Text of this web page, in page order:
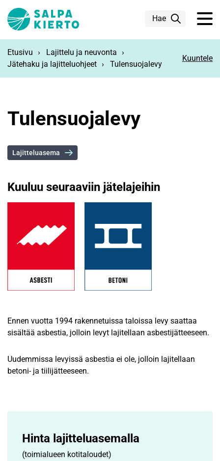
Hae
Etusivu
Lajittelu ja neuvonta
Jätehaku ja lajitteluohjeet
Tulensuojalevy
Kuuntele
Tulensuojalevy
Lajitteluasema
Kuuluu seuraaviin jätelajeihin
Ennen vuotta 1994 rakennetuissa taloissa levy saattaa
sisältää asbestia, jolloin levyt lajitellaan asbestijätteeseen.
Uudemmissa levyissä asbestia ei ole, jolloin lajitellaan
betoni- ja tiilijätteeseen.
Hinta lajittelu­asemalla
(toimialueen kotitaloudet)